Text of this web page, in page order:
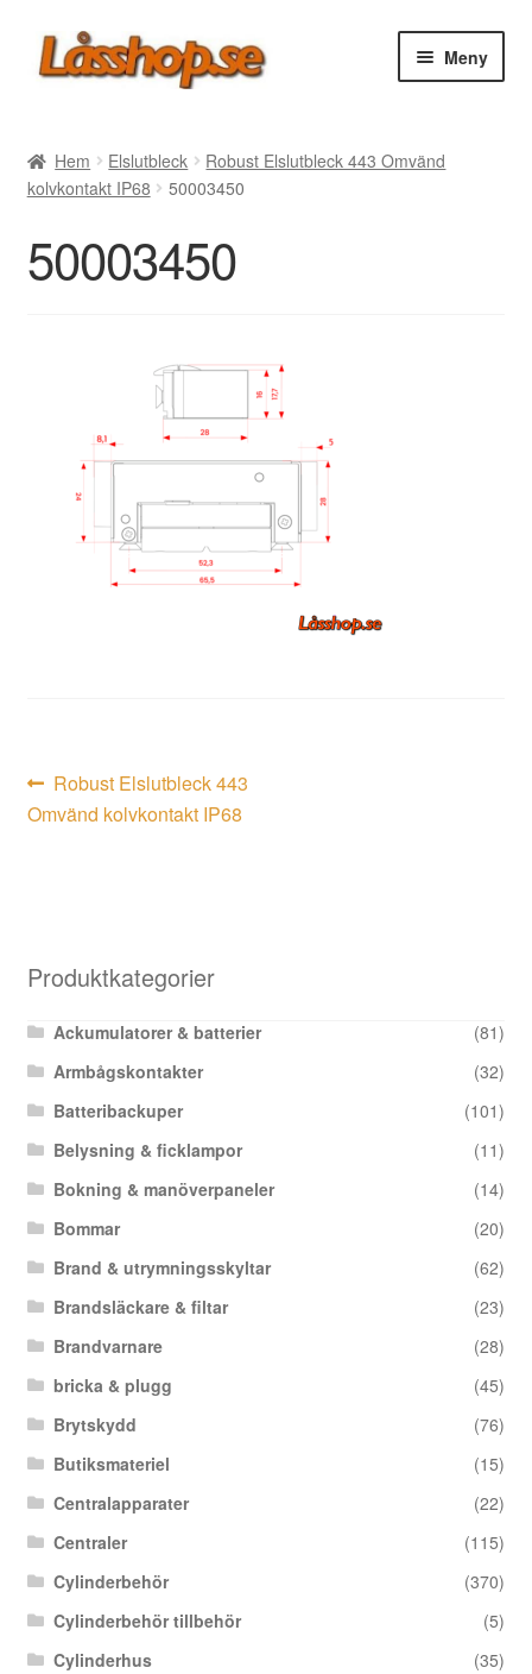
Hoppa
till
Hoppa
till
Meny
Rea
Villkor
Forum/Manualer/Råd
Support
Hem Elslutbleck
Robust Elslutbleck 443 Omvänd
kolvkontakt IP68
50003450
50003450
Inläggsnavigering
Föregående
inlägg:
Robust Elslutbleck 443
Omvänd kolvkontakt IP68
Produktkategorier
Ackumulatorer & batterier
(81)
Armbågskontakter
(32)
Batteribackuper
(101)
Belysning & ficklampor
(11)
Bokning & manöverpaneler
(14)
Bommar
(20)
Brand & utrymningsskyltar
(62)
Brandsläckare & filtar
(23)
Brandvarnare
(28)
bricka & plugg
(45)
Brytskydd
(76)
Butiksmateriel
(15)
Centralapparater
(22)
Centraler
(115)
Cylinderbehör
(370)
Cylinderbehör tillbehör
(5)
Cylinderhus
(35)